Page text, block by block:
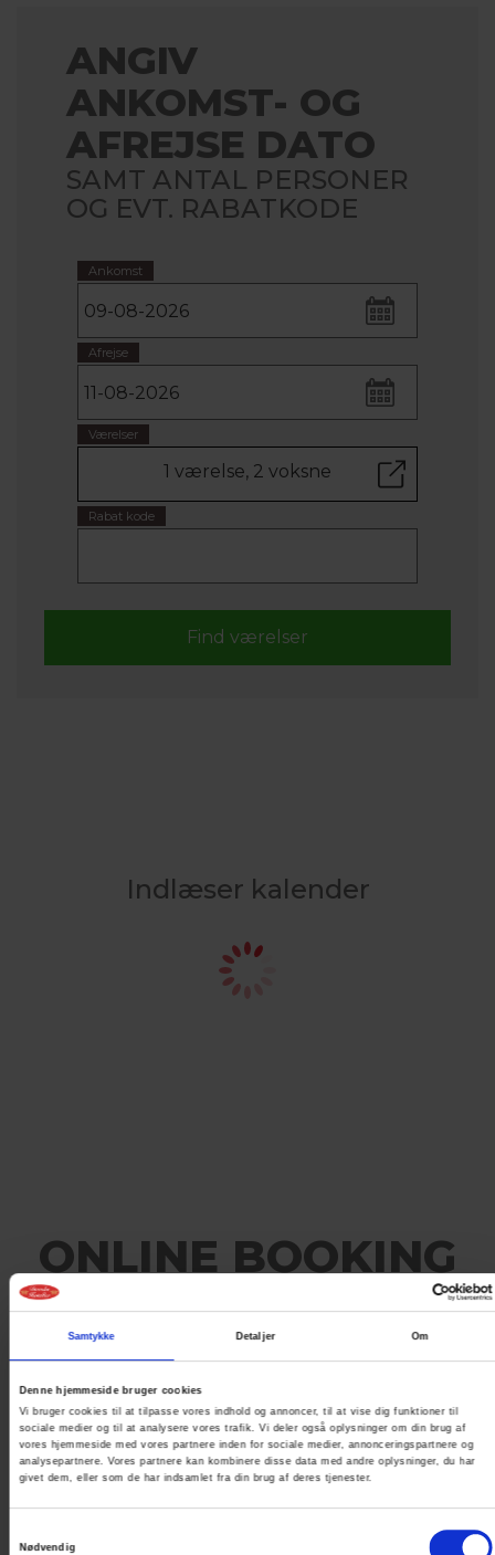
Samtykke Detaljer Om
Denne hjemmeside bruger cookies
Vi bruger cookies til at tilpasse vores indhold og annoncer, til at vise dig funktioner til
sociale medier og til at analysere vores trafik. Vi deler også oplysninger om din brug af
vores hjemmeside med vores partnere inden for sociale medier, annonceringspartnere og
analysepartnere. Vores partnere kan kombinere disse data med andre oplysninger, du har
givet dem, eller som de har indsamlet fra din brug af deres tjenester.
Nødvendig
ANGIV
ANKOMST- OG
AFREJSE DATO
SAMT ANTAL PERSONER
OG EVT. RABATKODE
Ankomst
Afrejse
Værelser
1 værelse, 2 voksne
Rabat kode
Indlæser kalender
ONLINE BOOKING
IKKE MULIGT
PÅ DEN VALGTE
DATO
Det er ikke muligt at booke online på
nuværende tidspunkt.
Kontakt os for booking og nærmere